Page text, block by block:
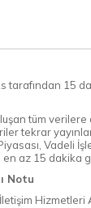
tarafından 15
tüm
tekrar
Vadeli
en az 15 dakika
Notu
Hizmetleri